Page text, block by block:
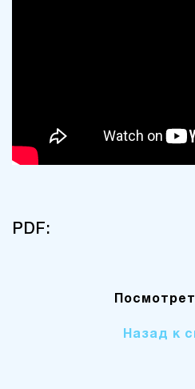
PDF:
Назад к